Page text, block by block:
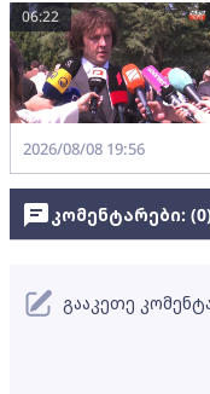
06:22
2026/08/08 19:56
კომენტარები: (0
გააკეთე